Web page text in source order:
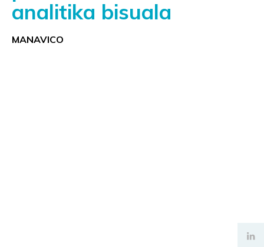
analitika bisuala
MANAVICO